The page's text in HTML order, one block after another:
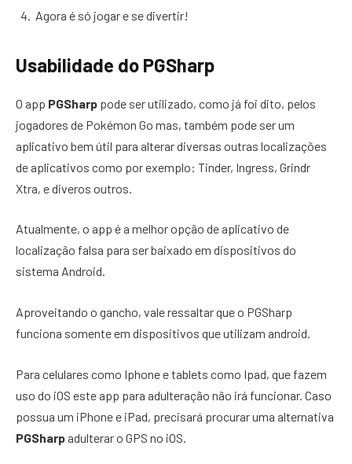
Agora é só jogar e se divertir!
Usabilidade do PGSharp
O app PGSharp pode ser utilizado, como já foi dito, pelos
jogadores de Pokémon Go mas, também pode ser um
aplicativo bem útil para alterar diversas outras localizações
de aplicativos como por exemplo: Tinder, Ingress, Grindr
Xtra, e diveros outros.
Atualmente, o app é a melhor opção de aplicativo de
localização falsa para ser baixado em dispositivos do
sistema Android.
Aproveitando o gancho, vale ressaltar que o PGSharp
funciona somente em dispositivos que utilizam android.
Para celulares como Iphone e tablets como Ipad, que fazem
uso do iOS este app para adulteração não irá funcionar. Caso
possua um iPhone e iPad, precisará procurar uma alternativa
PGSharp adulterar o GPS no iOS.